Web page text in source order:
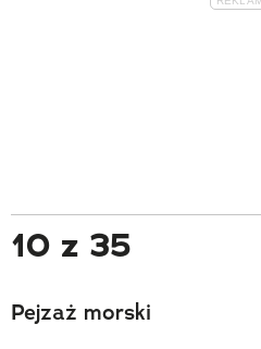
10 z 35
Pejzaż morski